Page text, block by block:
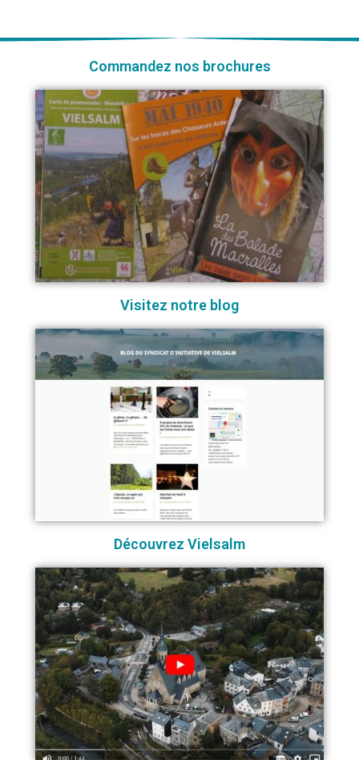
Commandez nos brochures
Visitez notre blog
Découvrez Vielsalm